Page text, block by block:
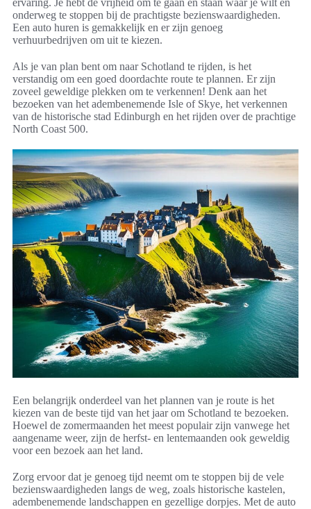
ervaring. Je hebt de vrijheid om te gaan en staan waar je wilt en
onderweg te stoppen bij de prachtigste bezienswaardigheden.
Een auto huren is gemakkelijk en er zijn genoeg
verhuurbedrijven om uit te kiezen.
Als je van plan bent om naar Schotland te rijden, is het
verstandig om een goed doordachte route te plannen. Er zijn
zoveel geweldige plekken om te verkennen! Denk aan het
bezoeken van het adembenemende Isle of Skye, het verkennen
van de historische stad Edinburgh en het rijden over de prachtige
North Coast 500.
Een belangrijk onderdeel van het plannen van je route is het
kiezen van de beste tijd van het jaar om Schotland te bezoeken.
Hoewel de zomermaanden het meest populair zijn vanwege het
aangename weer, zijn de herfst- en lentemaanden ook geweldig
voor een bezoek aan het land.
Zorg ervoor dat je genoeg tijd neemt om te stoppen bij de vele
bezienswaardigheden langs de weg, zoals historische kastelen,
adembenemende landschappen en gezellige dorpjes. Met de auto